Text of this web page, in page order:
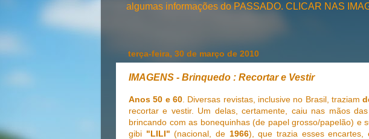
algumas informações do PASSADO. CLICAR NAS
terça-feira, 30 de março de 2010
IMAGENS - Brinquedo : Recortar e Vestir
Anos 50 e 60. Diversas revistas, inclusive no Brasil, traziam
recortar e vestir. Um delas, certamente, caiu nas mãos
brincando com as bonequinhas (de papel grosso/papelão) e
gibi "LILI" (nacional, de 1966), que trazia esses encartes,